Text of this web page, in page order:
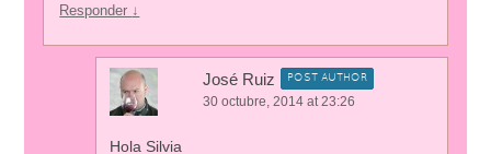
Responder ↓
José Ruiz POST AUTHOR
30 octubre, 2014 at 23:26
Hola Silvia